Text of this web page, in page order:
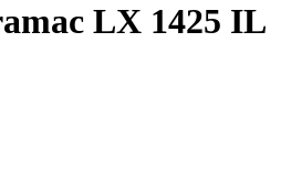
LX 1425 IL